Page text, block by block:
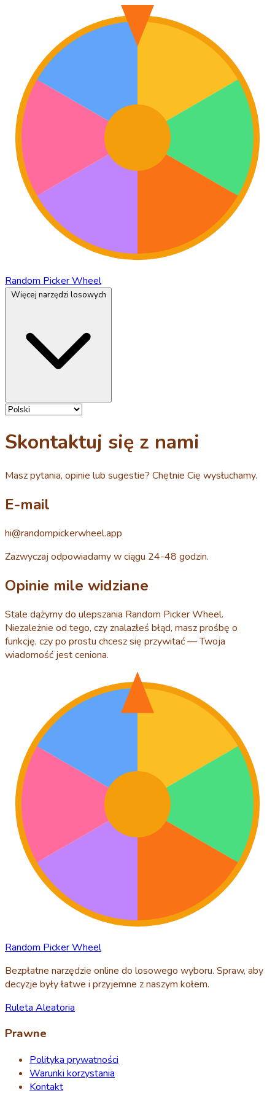
Random Picker Wheel
Skontaktuj się z nami
Masz pytania, opinie lub sugestie? Chętnie Cię wysłuchamy.
E-mail
hi@randompickerwheel.app
Zazwyczaj odpowiadamy w ciągu 24-48 godzin.
Opinie mile widziane
Stale dążymy do ulepszania Random Picker Wheel.
Niezależnie od tego, czy znalazłeś błąd, masz prośbę o
funkcję, czy po prostu chcesz się przywitać — Twoja
wiadomość jest ceniona.
Random Picker Wheel
Bezpłatne narzędzie online do losowego wyboru. Spraw, aby
decyzje były łatwe i przyjemne z naszym kołem.
Ruleta Aleatoria
Prawne
Polityka prywatności
Warunki korzystania
Kontakt